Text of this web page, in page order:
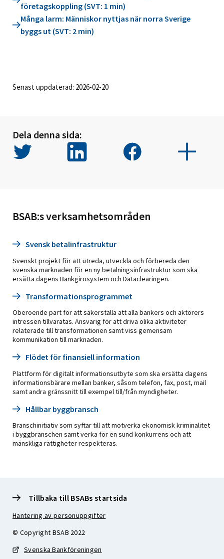
företagskoppling (SVT: 1 min)
Många larm: Människor nyttjas när norra Sverige
byggs ut (SVT: 2 min)
Senast uppdaterad: 2026-02-20
Dela denna sida:
BSAB:s verksamhetsområden
Svensk betalinfrastruktur
Svenskt projekt för att utreda, utveckla och förbereda den
svenska marknaden för en ny betalningsinfrastruktur som ska
ersätta dagens Bankgirosystem och Dataclearingen.
Transformationsprogrammet
Oberoende part för att säkerställa att alla bankers och aktörers
intressen tillvaratas. Ansvarig för att driva olika aktiviteter
relaterade till transformationen samt viss gemensam
kommunikation till marknaden.
Flödet för finansiell information
Plattform för digitalt informationsutbyte som ska ersätta dagens
informationsbärare mellan banker, såsom telefon, fax, post, mail
samt andra gränssnitt till exempel till/från myndigheter.
Hållbar byggbransch
Branschinitiativ som syftar till att motverka ekonomisk kriminalitet
i byggbranschen samt verka för en sund konkurrens och att
mänskliga rättigheter respekteras.
Tillbaka till BSABs startsida
Hantering av personuppgifter
© Copyright BSAB 2022
Svenska Bankföreningen